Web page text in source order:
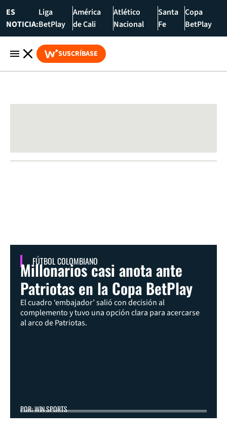
ES
NOTICIA:
Liga
BetPlay
América
de Cali
Atlético
Nacional
Santa
Fe
Copa
BetPlay
SUSCRÍBASE
FÚTBOL COLOMBIANO
Millonarios casi anota ante
Patriotas en la Copa BetPlay
El cuadro ‘embajador’ salió con decisión al
complemento y tuvo una opción clara para acercarse
al arco de Patriotas.
POR: WIN SPORTS